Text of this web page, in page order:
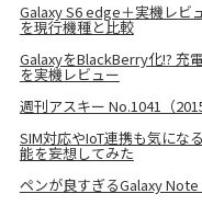
Galaxy S6 edge＋実機レビ
を現行機種と比較
GalaxyをBlackBerry化!? 充
を実機レビュー
週刊アスキー No.1041（
SIM対応やIoT連携も気にな
能を妄想してみた
ペンが良すぎるGalaxy